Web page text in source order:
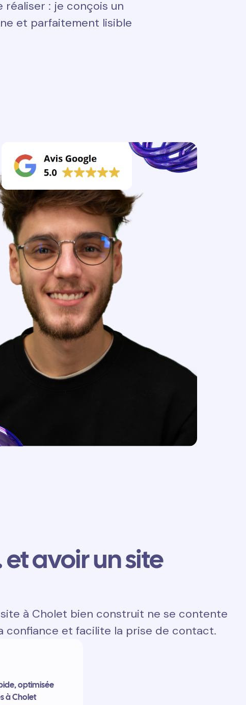
réaliser : je conçois un
et parfaitement lisible
avoir un site
à Cholet bien construit ne se contente
confiance et facilite la prise de contact.
optimisée
à Cholet